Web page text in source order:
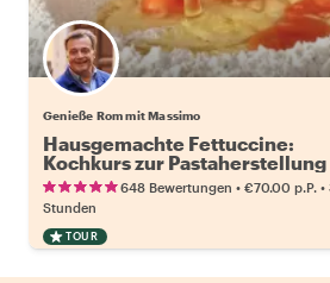
Genieße Rom mit Massimo
Hausgemachte Fettuccine:
Kochkurs zur Pastaherstellung
648 Bewertungen • €70.00 p.P. •
Stunden
TOUR